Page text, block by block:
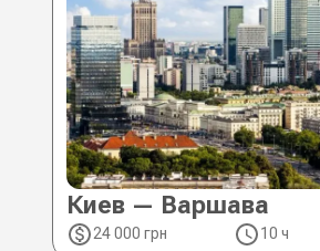
Киев — Варшава
24 000 грн 10 ч